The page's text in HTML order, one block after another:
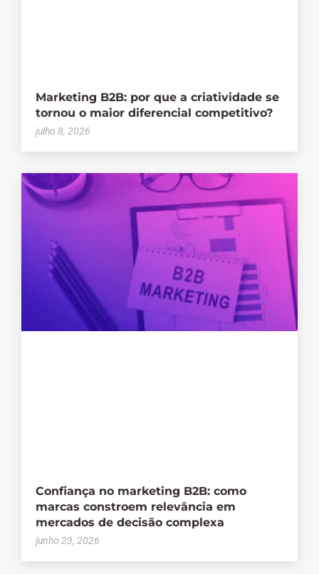
Marketing B2B: por que a criatividade se
tornou o maior diferencial competitivo?
julho 8, 2026
Confiança no marketing B2B: como
marcas constroem relevância em
mercados de decisão complexa
junho 23, 2026